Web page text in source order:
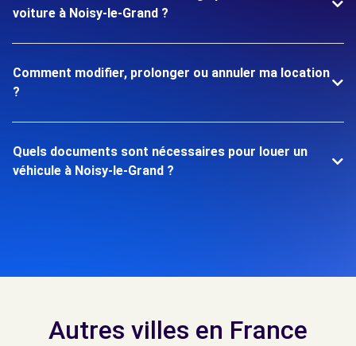
voiture à Noisy-le-Grand ?
Comment modifier, prolonger ou annuler ma location
?
Quels documents sont nécessaires pour louer un
véhicule à Noisy-le-Grand ?
Autres villes en France